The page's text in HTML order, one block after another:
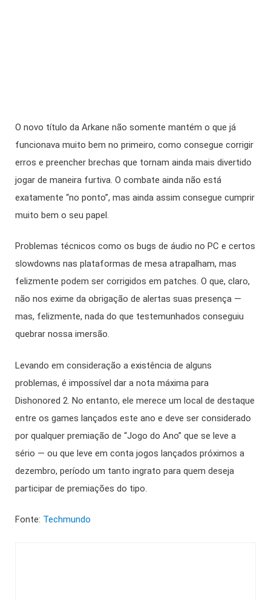
O novo título da Arkane não somente mantém o que já
funcionava muito bem no primeiro, como consegue corrigir
erros e preencher brechas que tornam ainda mais divertido
jogar de maneira furtiva. O combate ainda não está
exatamente “no ponto”, mas ainda assim consegue cumprir
muito bem o seu papel.
Problemas técnicos como os bugs de áudio no PC e certos
slowdowns nas plataformas de mesa atrapalham, mas
felizmente podem ser corrigidos em patches. O que, claro,
não nos exime da obrigação de alertas suas presença —
mas, felizmente, nada do que testemunhados conseguiu
quebrar nossa imersão.
Levando em consideração a existência de alguns
problemas, é impossível dar a nota máxima para
Dishonored 2. No entanto, ele merece um local de destaque
entre os games lançados este ano e deve ser considerado
por qualquer premiação de “Jogo do Ano” que se leve a
sério — ou que leve em conta jogos lançados próximos a
dezembro, período um tanto ingrato para quem deseja
participar de premiações do tipo.
Fonte: Techmundo